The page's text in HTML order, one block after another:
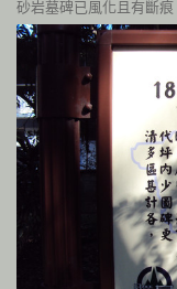
砂岩墓碑已風化且有斷